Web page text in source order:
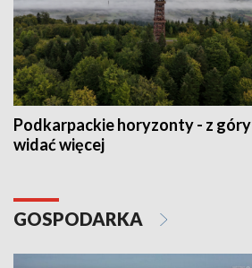
Podkarpackie horyzonty - z góry
widać więcej
GOSPODARKA